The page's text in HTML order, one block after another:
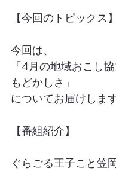
【今回のトピックス】
今回は、
「4月の地域おこし
もどかしさ」
についてお届けします
【番組紹介】
ぐらごる王子こと笠